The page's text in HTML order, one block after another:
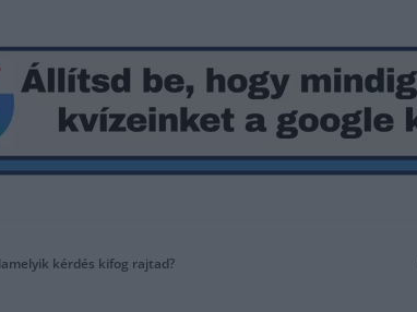
kérdés kifog rajtad?